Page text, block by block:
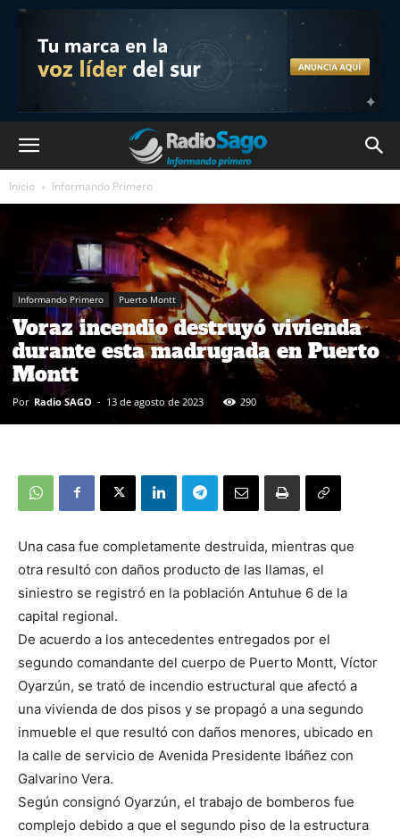
Inicio Informando Primero
Informando Primero Puerto Montt
Voraz incendio destruyó vivienda
durante esta madrugada en Puerto
Montt
Por Radio SAGO - 13 de agosto de 2023 290
Una casa fue completamente destruida, mientras que
otra resultó con daños producto de las llamas, el
siniestro se registró en la población Antuhue 6 de la
capital regional.
De acuerdo a los antecedentes entregados por el
segundo comandante del cuerpo de Puerto Montt, Víctor
Oyarzún, se trató de incendio estructural que afectó a
una vivienda de dos pisos y se propagó a una segundo
inmueble el que resultó con daños menores, ubicado en
la calle de servicio de Avenida Presidente Ibáñez con
Galvarino Vera.
Según consignó Oyarzún, el trabajo de bomberos fue
complejo debido a que el segundo piso de la estructura